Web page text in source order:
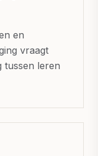
en
vraagt
tussen leren